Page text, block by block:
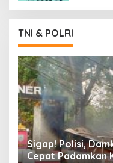
TNI & POLRI
Sigap! Polisi,
Cepat Padamkan